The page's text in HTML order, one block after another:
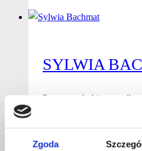
Zgoda
SYLWIA
Pomagam kobietom
talenty, rozwijać mocne
wykorzystywać je w